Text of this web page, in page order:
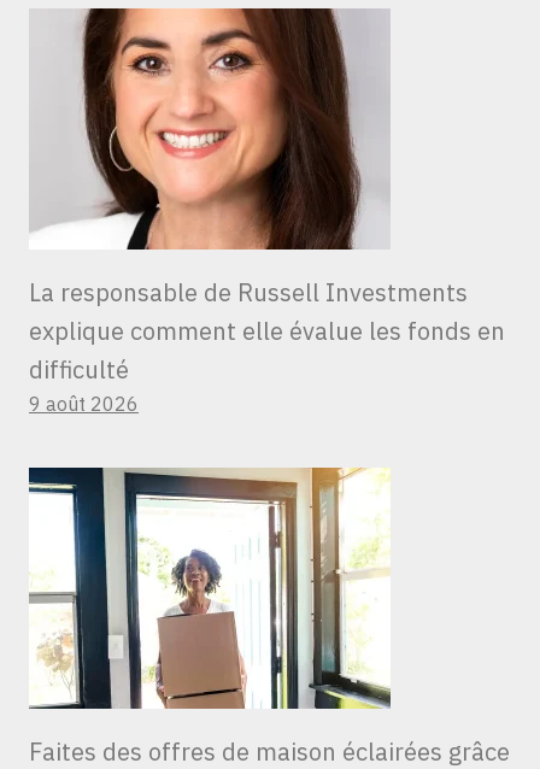
La responsable de Russell Investments
explique comment elle évalue les fonds en
difficulté
9 août 2026
Faites des offres de maison éclairées grâce